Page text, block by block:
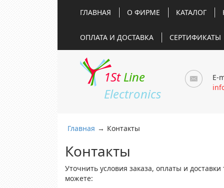
ГЛАВНАЯ О ФИРМЕ КАТАЛОГ
ОПЛАТА И ДОСТАВКА СЕРТИФИКАТЫ
1St Line
Electronics
E-
Главная → Контакты
Контакты
Уточнить условия заказа, оплаты и
можете: